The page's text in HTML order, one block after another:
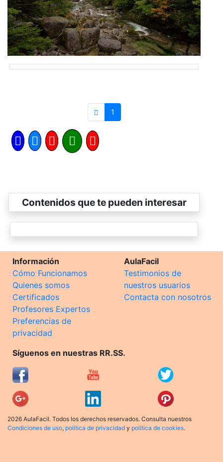
1
Contenidos que te pueden interesar
Información
Cómo Funcionamos
Quienes somos
Certificados
Profesores Expertos
Preferencias de
privacidad
AulaFacil
Testimonios de
nuestros usuarios
Contacta con nosotros
Síguenos en nuestras RR.SS.
2026 AulaFacil. Todos los derechos reservados. Consulta nuestros
Condiciones de uso, política de privacidad y política de cookies.